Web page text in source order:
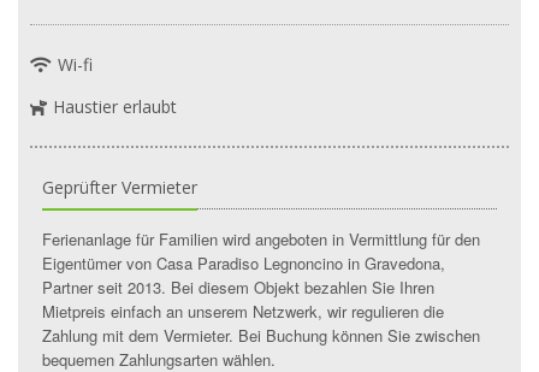
Wi-fi
Haustier erlaubt
Geprüfter Vermieter
Ferienanlage für Familien wird angeboten in Vermittlung für den
Eigentümer von Casa Paradiso Legnoncino in Gravedona,
Partner seit 2013. Bei diesem Objekt bezahlen Sie Ihren
Mietpreis einfach an unserem Netzwerk, wir regulieren die
Zahlung mit dem Vermieter. Bei Buchung können Sie zwischen
bequemen Zahlungsarten wählen.